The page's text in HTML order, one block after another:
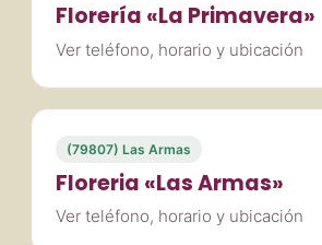
Florería «La Primavera»
Ver teléfono, horario y ubicación
(79807) Las Armas
Floreria «Las Armas»
Ver teléfono, horario y ubicación